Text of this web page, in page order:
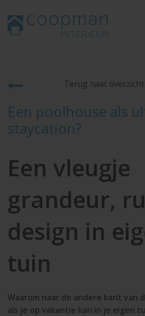
Terug naar overzicht
Een poolhouse als
staycation?
Een vleugje
grandeur,
design in
tuin
Waarom naar de andere kant van
als je op vakantie kan in je eigen